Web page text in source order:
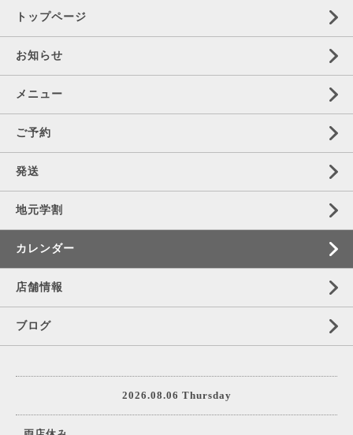
トップページ
お知らせ
メニュー
ご予約
発送
地元学割
カレンダー
店舗情報
ブログ
2026.08.06 Thursday